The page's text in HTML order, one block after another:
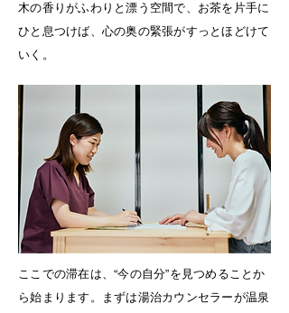
木の香りがふわりと漂う空間で、お茶を片手に
ひと息つけば、心の奥の緊張がすっとほどけて
いく。
ここでの滞在は、“今の自分”を見つめることか
ら始まります。まずは湯治カウンセラーが温泉